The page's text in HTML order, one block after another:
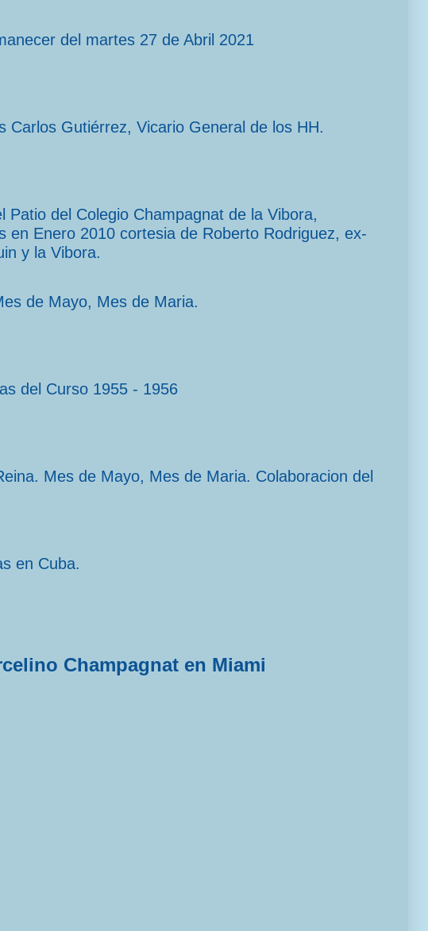
del martes 27 de Abril 2021
Carlos Gutiérrez, Vicario General de los HH.
Patio del Colegio Champagnat de la Vibora,
en Enero 2010 cortesia de Roberto Rodriguez, ex-
y la Vibora.
de Mayo, Mes de Maria.
del Curso 1955 - 1956
Mes de Mayo, Mes de Maria. Colaboracion del
en Cuba.
Champagnat en Miami